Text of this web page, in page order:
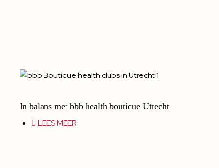
In balans met bbb health boutique Utrecht
LEES MEER